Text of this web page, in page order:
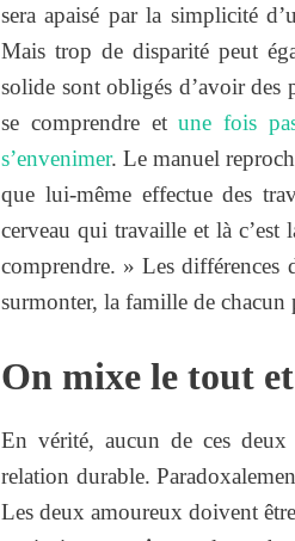
sera apaisé par la simplicité
Mais trop de disparité peut
solide sont obligés d’avoir des
se comprendre etune fois
s’envenimer. Le manuel
que lui-même effectue des
cerveau qui travaille et là c’est
comprendre. » Les
surmonter, la famille de chacun
On mixe le tout
En vérité, aucun de ces
relation durable.
Les deux amoureux doivent